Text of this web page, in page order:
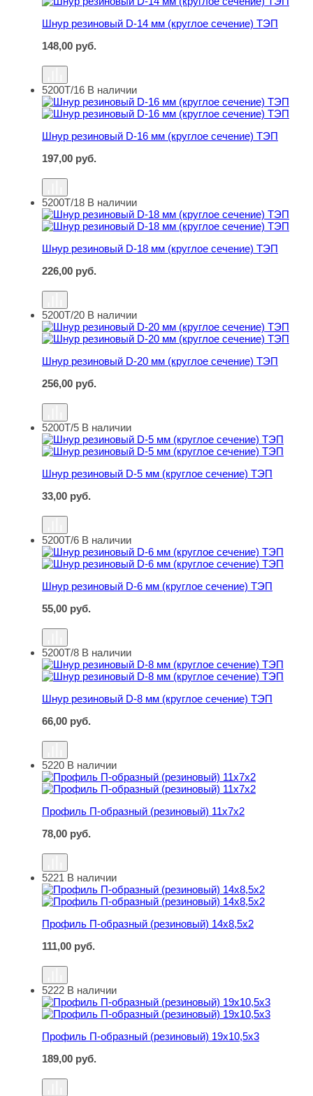
Шнур резиновый D-14 мм (круглое сечение) ТЭП
148,00 руб.
Шнур резиновый D-16 мм (круглое сечение) ТЭП
5200Т/16 В наличии
Шнур резиновый D-16 мм (круглое сечение) ТЭП
197,00 руб.
Шнур резиновый D-18 мм (круглое сечение) ТЭП
5200Т/18 В наличии
Шнур резиновый D-18 мм (круглое сечение) ТЭП
226,00 руб.
Шнур резиновый D-20 мм (круглое сечение) ТЭП
5200Т/20 В наличии
Шнур резиновый D-20 мм (круглое сечение) ТЭП
256,00 руб.
Шнур резиновый D-5 мм (круглое сечение) ТЭП
5200Т/5 В наличии
Шнур резиновый D-5 мм (круглое сечение) ТЭП
33,00 руб.
Шнур резиновый D-6 мм (круглое сечение) ТЭП
5200Т/6 В наличии
Шнур резиновый D-6 мм (круглое сечение) ТЭП
55,00 руб.
Шнур резиновый D-8 мм (круглое сечение) ТЭП
5200Т/8 В наличии
Шнур резиновый D-8 мм (круглое сечение) ТЭП
66,00 руб.
Профиль П-образный (резиновый) 11х7х2
5220 В наличии
Профиль П-образный (резиновый) 11х7х2
78,00 руб.
Профиль П-образный (резиновый) 14х8,5х2
5221 В наличии
Профиль П-образный (резиновый) 14х8,5х2
111,00 руб.
Профиль П-образный (резиновый) 19х10,5х3
5222 В наличии
Профиль П-образный (резиновый) 19х10,5х3
189,00 руб.